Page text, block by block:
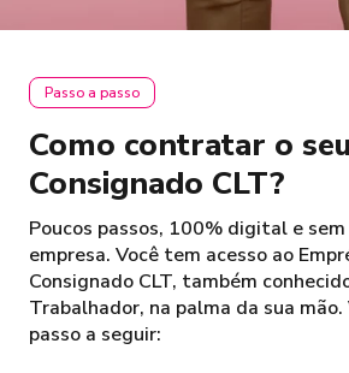
Passo a passo
Como contratar o seu
Consignado CLT?
Poucos passos, 100% digital e
empresa. Você tem acesso ao
Consignado CLT, também
Trabalhador, na palma da sua mão.
passo a seguir: